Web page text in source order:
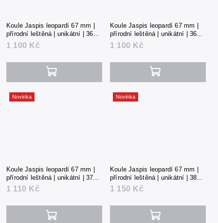
Koule Jaspis leopardí 67 mm |
přírodní leštěná | unikátní | 366 g
| Mexiko
1 100 Kč
Koule Jaspis leopardí 67 mm |
přírodní leštěná | unikátní | 366 g
| Mexiko
1 100 Kč
Novinka
Koule Jaspis leopardí 67 mm |
přírodní leštěná | unikátní | 370 g
| Mexiko
1 110 Kč
Novinka
Koule Jaspis leopardí 67 mm |
přírodní leštěná | unikátní | 381 g
| Mexiko
1 150 Kč